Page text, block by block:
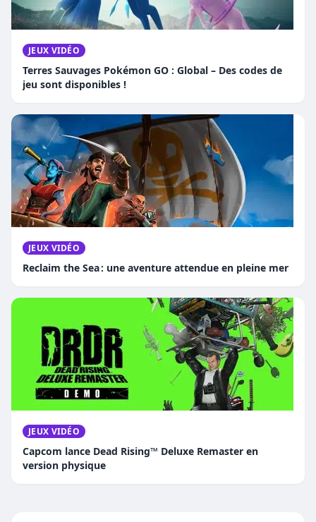
JEUX VIDÉO
Terres Sauvages Pokémon GO : Global – Des codes de
jeu sont disponibles !
JEUX VIDÉO
Reclaim the Sea : une aventure attendue en pleine mer
JEUX VIDÉO
Capcom lance Dead Rising™ Deluxe Remaster en
version physique